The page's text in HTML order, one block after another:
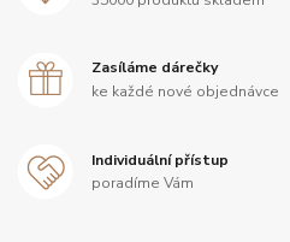
Zasíláme dárečky
ke každé nové objednávce
Individuální přístup
poradíme Vám